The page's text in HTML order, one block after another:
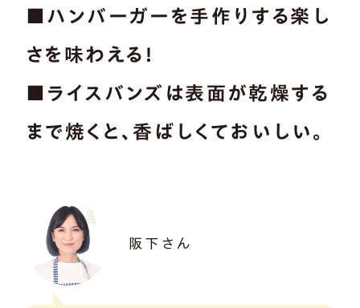
■ハンバーガーを手作りする楽し
さを味わえる！
■ライスバンズは表面が乾燥する
まで焼くと、香ばしくておいしい。
阪下さん